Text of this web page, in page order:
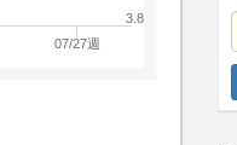
07/27週
3.8